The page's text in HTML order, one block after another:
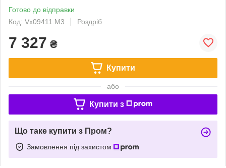
Готово до відправки
Код: Vx09411.M3
Роздріб
7 327 ₴
Купити
або
Купити з
Що таке купити з Пром?
Замовлення під захистом